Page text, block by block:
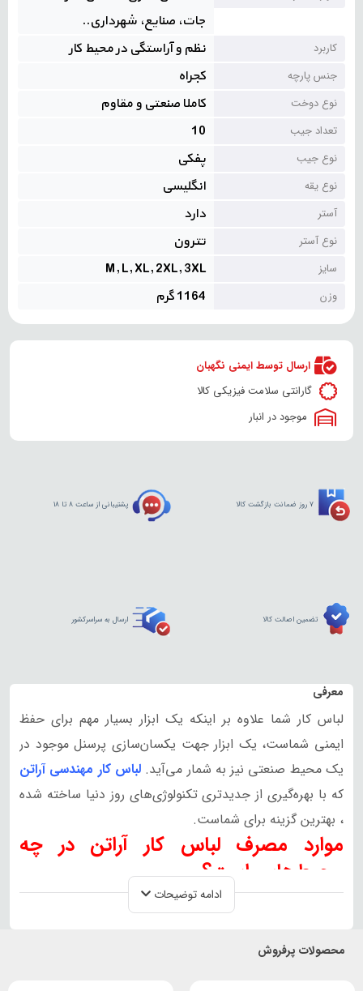
جات، صنایع، شهرداری..
کاربرد نظم و آراستگی در محیط کار
جنس پارچه کجراه
نوع دوخت کاملا صنعتی و مقاوم
تعداد جیب 10
نوع جیب پفکی
نوع یقه انگلیسی
آستر دارد
نوع آستر تترون
سایز M, L, XL, 2XL, 3XL
وزن 1164 گرم
ارسال توسط ایمنی نگهبان
گارانتی سلامت فیزیکی کالا
موجود در انبار
7 روز ضمانت بازگشت کالا پشتیبانی از ساعت 8 تا 18
تضمین اصالت کالا ارسال به سراسرکشور
معرفی
لباس کار شما علاوه بر اینکه یک ابزار بسیار مهم برای حفظ
ایمنی شماست، یک ابزار جهت یکسان‌سازی پرسنل موجود در
یک محیط صنعتی نیز به شمار می‌آید.لباس کار مهندسی آراتن
که با بهره‌گیری از جدیدتری تکنولوژی‌های روز دنیا ساخته شده
، بهترین گزینه برای شماست.
موارد مصرف لباس کار آراتن در چه
محیط‌هایی است؟
از این لباس کار در کلیه محیط‌های صنعتی می‌توان استفاده
آن‌ها استفاده می‌شود، عبارت‌اند از: محیط‌های ساختمان‌سازی،
ادامه توضیحات
محصولات پرفروش